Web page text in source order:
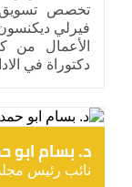
تخصص تسويق
فيرلي
الأعمال من
دكتوراة في
د. بسام ابو
نائب رئيس